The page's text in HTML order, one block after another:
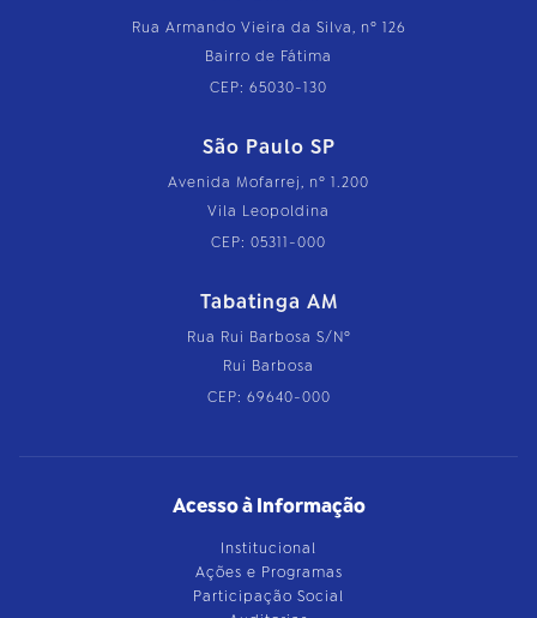
Rua Armando Vieira da Silva, nº 126
Bairro de Fátima
CEP: 65030-130
São Paulo SP
Avenida Mofarrej, nº 1.200
Vila Leopoldina
CEP: 05311-000
Tabatinga AM
Rua Rui Barbosa S/Nº
Rui Barbosa
CEP: 69640-000
Acesso à Informação
Institucional
Ações e Programas
Participação Social